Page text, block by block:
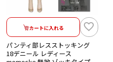
カートに入れる
パンティ部レスストッキング
18デニール レディース